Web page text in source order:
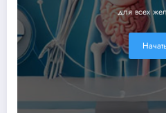
для всех